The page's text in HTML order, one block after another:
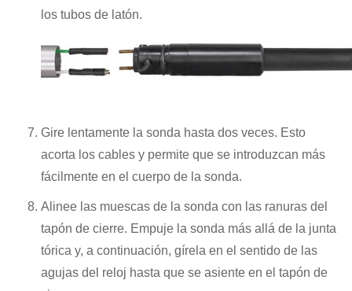
los tubos de latón.
Gire lentamente la sonda hasta dos veces. Esto
acorta los cables y permite que se introduzcan más
fácilmente en el cuerpo de la sonda.
Alinee las muescas de la sonda con las ranuras del
tapón de cierre. Empuje la sonda más allá de la junta
tórica y, a continuación, gírela en el sentido de las
agujas del reloj hasta que se asiente en el tapón de